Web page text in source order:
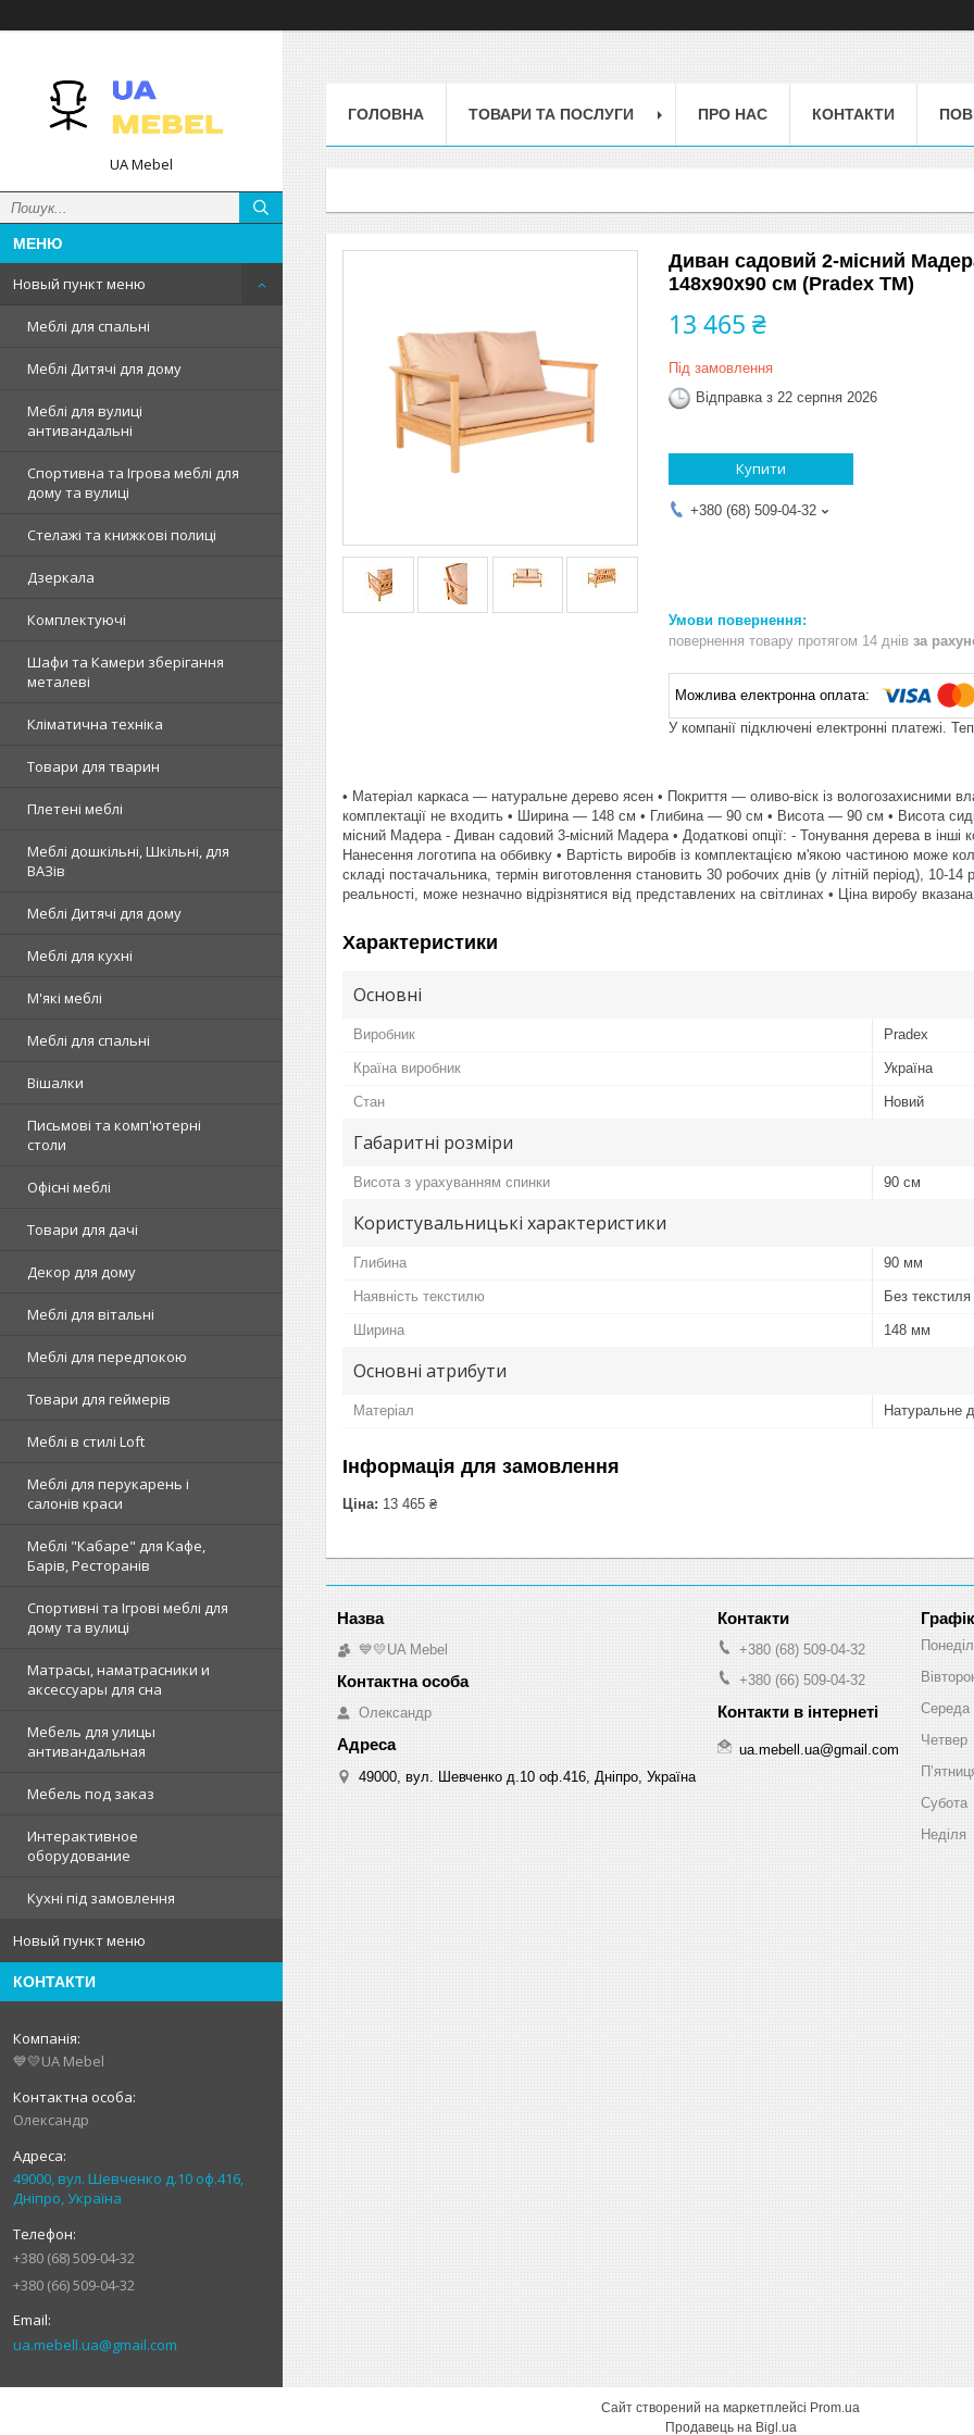
UA Mebel
Новый пункт меню
Меблі для спальні
Меблі Дитячі для дому
Меблі для вулиці
антивандальні
Спортивна та Ігрова меблі для
дому та вулиці
Стелажі та книжкові полиці
Дзеркала
Комплектуючі
Шафи та Камери зберігання
металеві
Кліматична техніка
Товари для тварин
Плетені меблі
Меблі дошкільні, Шкільні, для
ВАЗів
Меблі Дитячі для дому
Меблі для кухні
М'які меблі
Меблі для спальні
Вішалки
Письмові та комп'ютерні
столи
Офісні меблі
Товари для дачі
Декор для дому
Меблі для вітальні
Меблі для передпокою
Товари для геймерів
Меблі в стилі Loft
Меблі для перукарень і
салонів краси
Меблі "Кабаре" для Кафе,
Барів, Ресторанів
Спортивні та Ігрові меблі для
дому та вулиці
Матрасы, наматрасники и
аксессуары для сна
Мебель для улицы
антивандальная
Мебель под заказ
Интерактивное
оборудование
Кухні під замовлення
Новый пункт меню
КОНТАКТИ
💙💛UA Mebel
Олександр
49000, вул. Шевченко д.10 оф.416,
Дніпро, Україна
+380 (68) 509-04-32
+380 (66) 509-04-32
ua.mebell.ua@gmail.com
ГОЛОВНА ТОВАРИ ТА ПОСЛУГИ ПРО НАС КОНТАКТИ
Диван садовий 2-місний
148х90х90 см (Pradex ТМ)
13 465 ₴
Під замовлення
Відправка з 22 серпня 2026
Купити
+380 (68) 509-04-32
повернення товару протягом 14 днів за
У компанії підключені електронні платежі.
• Матеріал каркаса — натуральне дерево ясен • Покриття — оливо-віск із вологозахисними
комплектації не входить • Ширина — 148 см • Глибина — 90 см • Висота — 90 см • Висота
місний Мадера - Диван садовий 3-місний Мадера • Додаткові опції: - Тонування дерева в
Нанесення логотипа на оббивку • Вартість виробів із комплектацією м'якою частиною може
складі постачальника, термін виготовлення становить 30 робочих днів (у літній період), 10-
реальності, може незначно відрізнятися від представлених на світлинах • Ціна виробу
Характеристики
Основні
Виробник Pradex
Країна виробник Україна
Стан Новий
Габаритні розміри
Висота з урахуванням спинки 90 см
Користувальницькі характеристики
Глибина 90 мм
Наявність текстилю Без текстиля
Ширина 148 мм
Основні атрибути
Матеріал Натуральне
Інформація для замовлення
Ціна: 13 465 ₴
💙💛UA Mebel
Олександр
49000, вул. Шевченко д.10 оф.416, Дніпро, Україна
+380 (68) 509-04-32
+380 (66) 509-04-32
ua.mebell.ua@gmail.com
Середа
Четвер
Субота
Неділя
Сайт створений на маркетплейсі Prom.ua
Продавець на Bigl.ua